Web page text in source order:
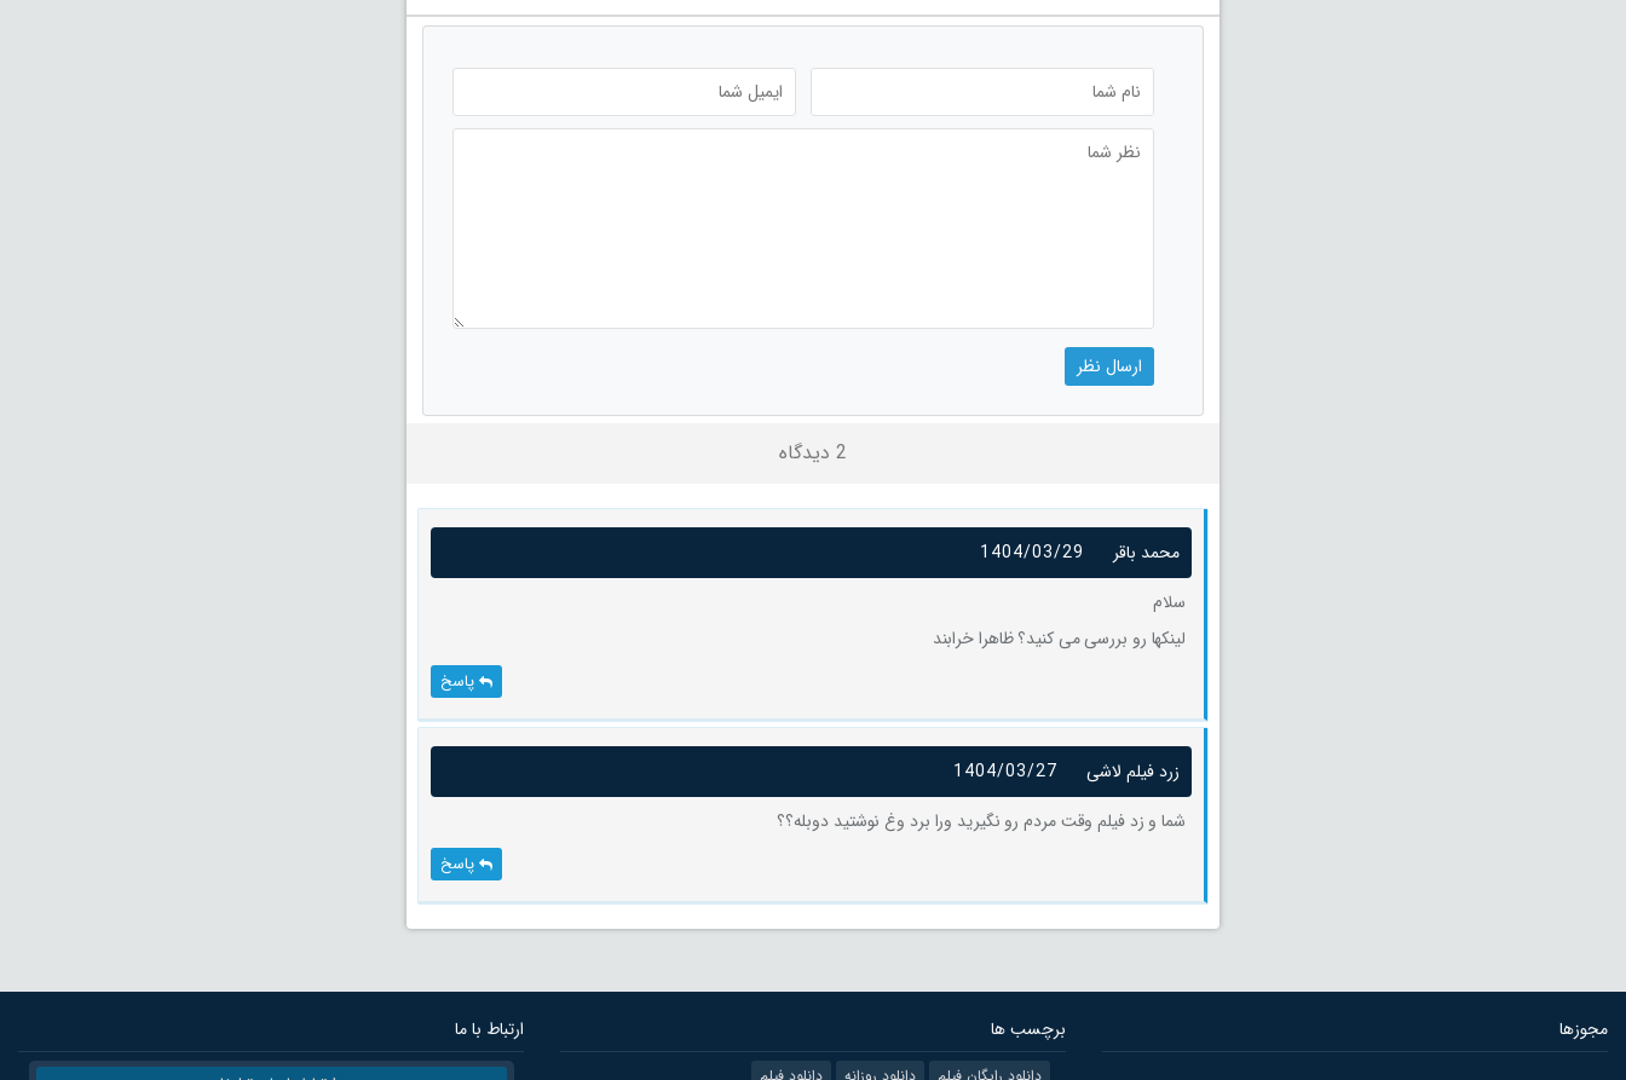
2 دیدگاه
محمد باقر
1404/03/29
سلام
لینکها رو بررسی می کنید؟ ظاهرا خرابند
پاسخ
زرد فیلم لاشی
1404/03/27
شما و زد فیلم وقت مردم رو نگیرید ورا برد وغ نوشتید دوبله؟؟
پاسخ
مجوزها برچسب ها ارتباط با ما